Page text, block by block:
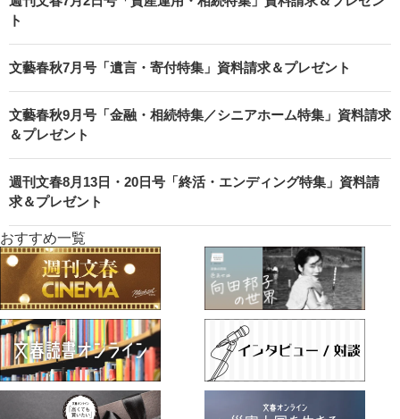
ト
文藝春秋7月号「遺言・寄付特集」資料請求＆プレゼント
文藝春秋9月号「金融・相続特集／シニアホーム特集」資料請求
＆プレゼント
週刊文春8月13日・20日号「終活・エンディング特集」資料請
求＆プレゼント
おすすめ一覧